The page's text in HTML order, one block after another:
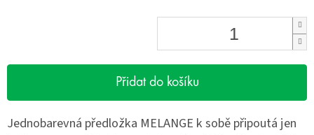
Přidat do košíku
Jednobarevná předložka MELANGE k sobě připoutá jen